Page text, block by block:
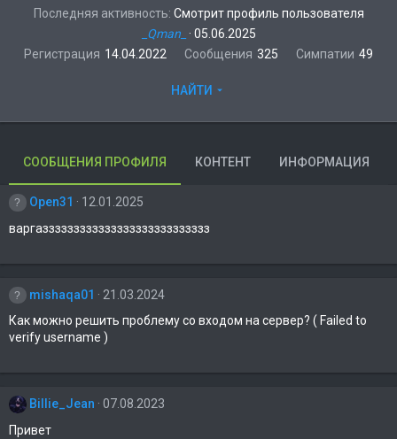
Последняя активность Смотрит профиль пользователя
_Qman_
· 05.06.2025
Регистрация 14.04.2022 Сообщения 325 Симпатии 49
НАЙТИ
СООБЩЕНИЯ ПРОФИЛЯ КОНТЕНТ ИНФОРМАЦИЯ
Open31
12.01.2025
варгаззззззззззззззззззззззззззз
mishaqa01
21.03.2024
Как можно решить проблему со входом на сервер? ( Failed to
verify username )
Billie_Jean
07.08.2023
Привет